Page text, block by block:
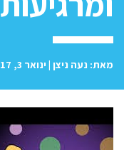
מאת: נעה ניצן | ינואר 3, 2017